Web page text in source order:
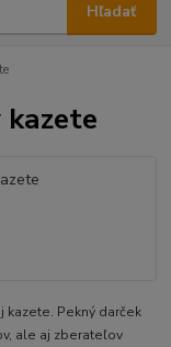
Hľadať
kazete. Pekný darček
ale aj zberateľov